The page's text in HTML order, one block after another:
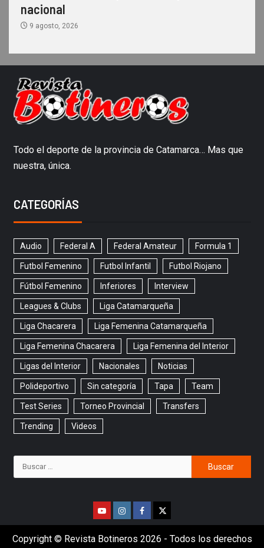
nacional
9 agosto, 2026
Todo el deporte de la provincia de Catamarca… Mas que
nuestra, única.
CATEGORÍAS
Audio Federal A Federal Amateur Formula 1
Futbol Femenino Futbol Infantil Futbol Riojano
Fútbol Femenino Inferiores Interview
Leagues & Clubs Liga Catamarqueña
Liga Chacarera Liga Femenina Catamarqueña
Liga Femenina Chacarera Liga Femenina del Interior
Ligas del Interior Nacionales Noticias
Polideportivo Sin categoría Tapa Team
Test Series Torneo Provincial Transfers
Trending Videos
Copyright © Revista Botineros 2026 - Todos los derechos